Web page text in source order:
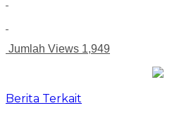
Jumlah Views 1,949
Berita Terkait